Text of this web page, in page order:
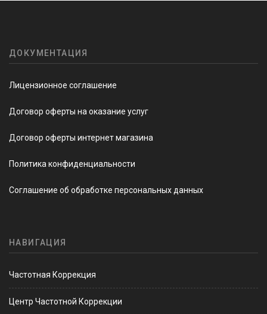
ДОКУМЕНТАЦИЯ
Лицензионное соглашение
Договор оферты на оказание услуг
Договор оферты интернет магазина
Политика конфиденциальности
Соглашение об обработке персональных данных
НАВИГАЦИЯ
Частотная Коррекция
Центр Частотной Коррекции